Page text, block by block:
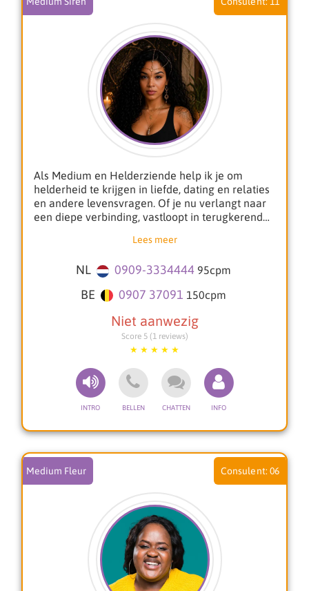
terug in je kracht te komen.
Je staat er niet alleen voor. Samen kijken we
naar wat jij nodig hebt om met meer vertrouwen
en rust verder te gaan.
Warme groet,
Als Medium en Helderziende help ik je om
helderheid te krijgen in liefde, dating en relaties
en andere levensvragen. Of je nu verlangt naar
een diepe verbinding, vastloopt in terugkerende
ik kijk met je mee op energetisch niveau en stem
eerlijk en zuiver. Ik geef je niet alleen inzichten
over de ander, maar help je vooral om terug te
keren naar jezelf. Samen kijken we naar wat jij
nodig hebt om keuzes te maken die goed voelen
en in lijn zijn met jouw hart.
Liefde kan soms verwarrend zijn, maar het mag
ook helder en rustig voelen. Ik begeleid je met
respect, zonder oordeel, en met aandacht voor
de juiste relatie begint altijd bij jezelf.
Je verdient rust, duidelijkheid en een liefde die
klopt. Neem gerust contact met me op, ik help je
Lieve groet, Siren **🤍**
Lees meer
NL 0909-3334444 95cpm
BE 0907 37091 150cpm
Score 5 (1 reviews)
Medium Fleur 06